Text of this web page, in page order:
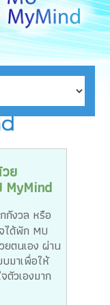
ย
MyMind
กังวล หรือ
ได้พัก MU
ตนเอง ผ่าน
มาเพื่อให้
วเองมาก